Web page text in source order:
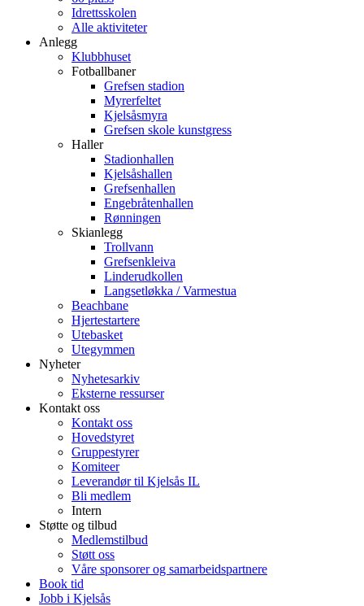
Idrettsskolen
Alle aktiviteter
Anlegg
Klubbhuset
Fotballbaner
Grefsen stadion
Myrerfeltet
Kjelsåsmyra
Grefsen skole kunstgress
Haller
Stadionhallen
Kjelsåshallen
Grefsenhallen
Engebråtenhallen
Rønningen
Skianlegg
Trollvann
Grefsenkleiva
Linderudkollen
Langsetløkka / Varmestua
Beachbane
Hjertestartere
Utebasket
Utegymmen
Nyheter
Nyhetesarkiv
Eksterne ressurser
Kontakt oss
Kontakt oss
Hovedstyret
Gruppestyrer
Komiteer
Leverandør til Kjelsås IL
Bli medlem
Intern
Støtte og tilbud
Medlemstilbud
Støtt oss
Våre sponsorer og samarbeidspartnere
Book tid
Jobb i Kjelsås